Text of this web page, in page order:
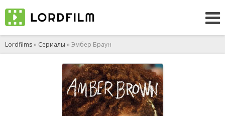
Lordfilms» Сериалы » Эмбер Браун